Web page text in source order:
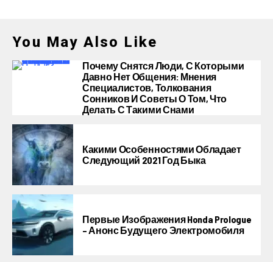
You May Also Like
Почему Снятся Люди, С Которыми
Давно Нет Общения: Мнения
Специалистов, Толкования
Сонников И Советы О Том, Что
Делать С Такими Снами
Какими Особенностями Обладает
Следующий 2021 Год Быка
Первые Изображения Honda Prologue
– Анонс Будущего Электромобиля